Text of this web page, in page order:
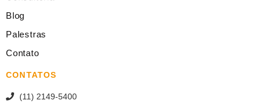
Blog
Palestras
Contato
CONTATOS
(11) 2149-5400